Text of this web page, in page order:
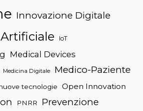
Innovazione Digitale
IoT
Medical Devices
Medicina Digitale
Medico-Paziente
tecnologie Open Innovation
PNRR
Prevenzione